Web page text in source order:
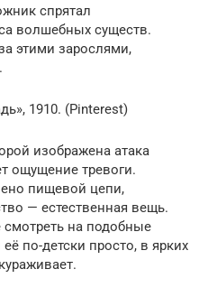
спрятал
волшебных существ.
этими зарослями,
1910. (Pinterest)
изображена атака
ощущение тревоги.
пищевой цепи,
— естественная вещь.
на подобные
по-детски просто, в ярких